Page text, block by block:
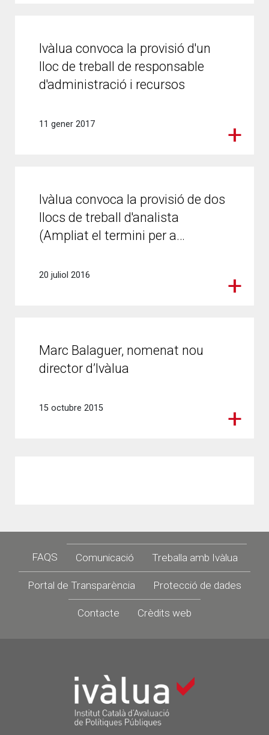
Ivàlua convoca la provisió d'un
lloc de treball de responsable
d'administració i recursos
11 gener 2017
Ivàlua convoca la provisió de dos
llocs de treball d'analista
(Ampliat el termini per a…
20 juliol 2016
Marc Balaguer, nomenat nou
director d’Ivàlua
15 octubre 2015
Footer
FAQS Comunicació Treballa amb Ivàlua
Portal de Transparència Protecció de dades
Contacte Crèdits web